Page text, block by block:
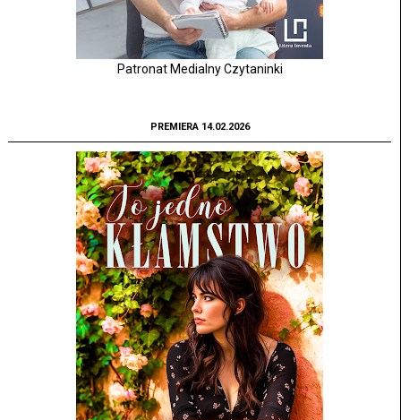
Patronat Medialny Czytaninki
PREMIERA 14.02.2026